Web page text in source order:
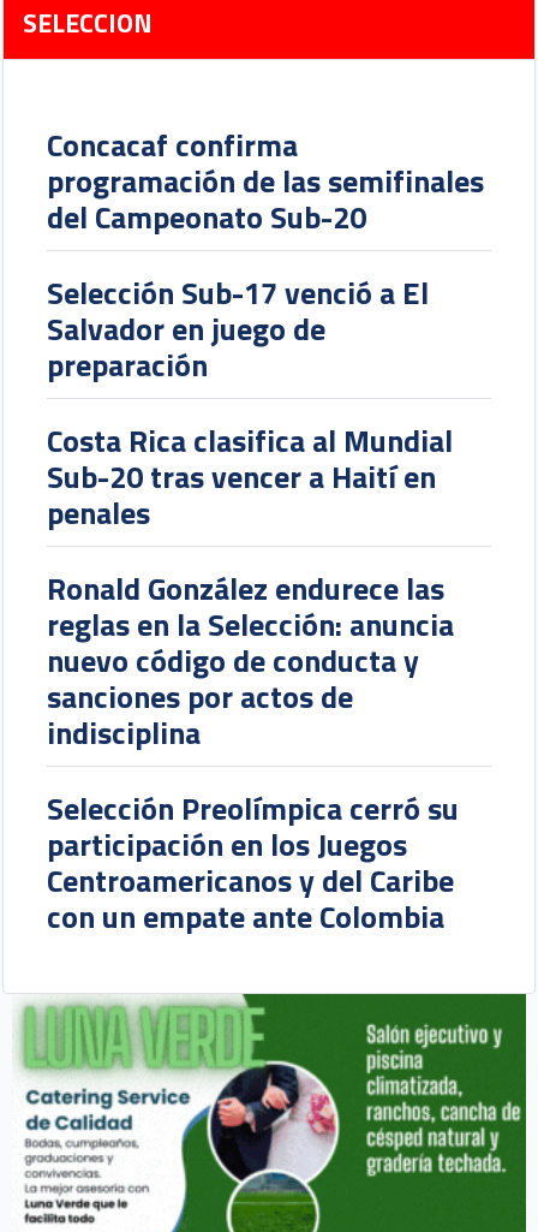
SELECCION
Concacaf confirma
programación de las semifinales
del Campeonato Sub-20
Selección Sub-17 venció a El
Salvador en juego de
preparación
Costa Rica clasifica al Mundial
Sub-20 tras vencer a Haití en
penales
Ronald González endurece las
reglas en la Selección: anuncia
nuevo código de conducta y
sanciones por actos de
indisciplina
Selección Preolímpica cerró su
participación en los Juegos
Centroamericanos y del Caribe
con un empate ante Colombia